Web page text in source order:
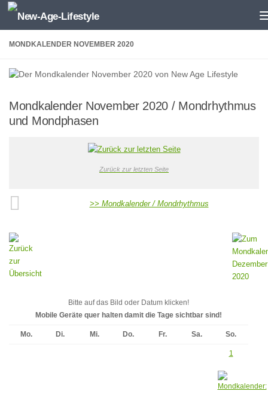
Zum Inhalt springen
MONDKALENDER NOVEMBER 2020
Mondkalender November 2020 / Mondrhythmus
und Mondphasen
Zurück zur letzten Seite
>> Mondkalender / Mondrhythmus
Bitte auf das Bild oder Datum klicken!
Mobile Geräte quer halten damit die Tage sichtbar sind!
Mo. Di. Mi. Do. Fr. Sa. So.
1